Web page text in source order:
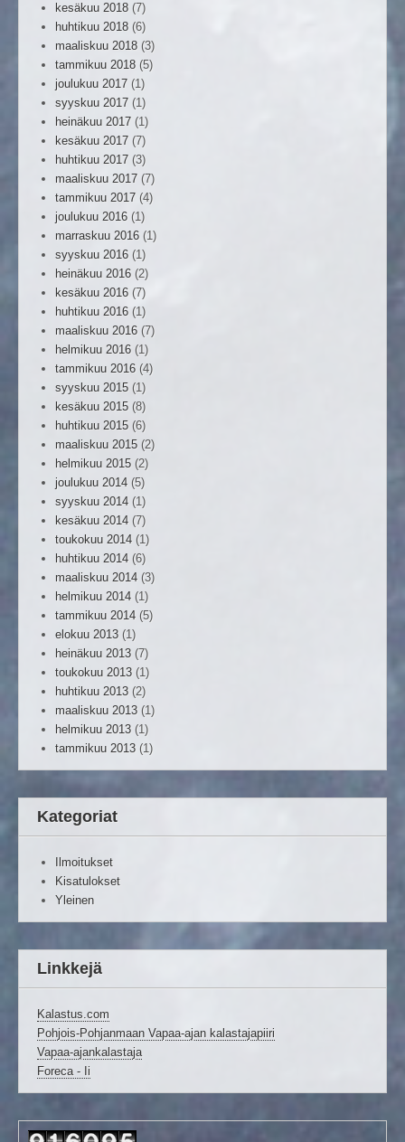
kesäkuu 2018 (7)
huhtikuu 2018 (6)
maaliskuu 2018 (3)
tammikuu 2018 (5)
joulukuu 2017 (1)
syyskuu 2017 (1)
heinäkuu 2017 (1)
kesäkuu 2017 (7)
huhtikuu 2017 (3)
maaliskuu 2017 (7)
tammikuu 2017 (4)
joulukuu 2016 (1)
marraskuu 2016 (1)
syyskuu 2016 (1)
heinäkuu 2016 (2)
kesäkuu 2016 (7)
huhtikuu 2016 (1)
maaliskuu 2016 (7)
helmikuu 2016 (1)
tammikuu 2016 (4)
syyskuu 2015 (1)
kesäkuu 2015 (8)
huhtikuu 2015 (6)
maaliskuu 2015 (2)
helmikuu 2015 (2)
joulukuu 2014 (5)
syyskuu 2014 (1)
kesäkuu 2014 (7)
toukokuu 2014 (1)
huhtikuu 2014 (6)
maaliskuu 2014 (3)
helmikuu 2014 (1)
tammikuu 2014 (5)
elokuu 2013 (1)
heinäkuu 2013 (7)
toukokuu 2013 (1)
huhtikuu 2013 (2)
maaliskuu 2013 (1)
helmikuu 2013 (1)
tammikuu 2013 (1)
Kategoriat
Ilmoitukset
Kisatulokset
Yleinen
Linkkejä
Kalastus.com
Pohjois-Pohjanmaan Vapaa-ajan kalastajapiiri
Vapaa-ajankalastaja
Foreca - Ii